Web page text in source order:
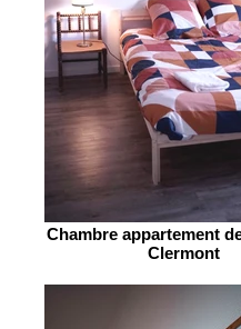
Chambre appartement
Clermont